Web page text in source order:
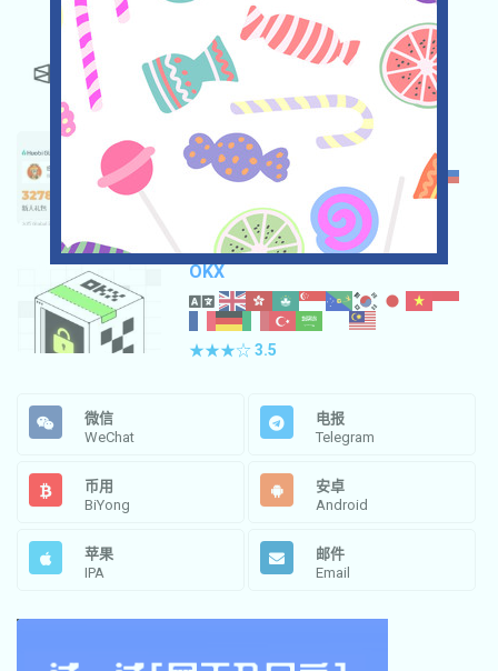
POLYMARKET
★★★☆
HUOBI
★★★3.0
OKX
★★★☆3.5
微信
WeChat
电报
Telegram
币用
BiYong
安卓
Android
苹果
IPA
邮件
Email